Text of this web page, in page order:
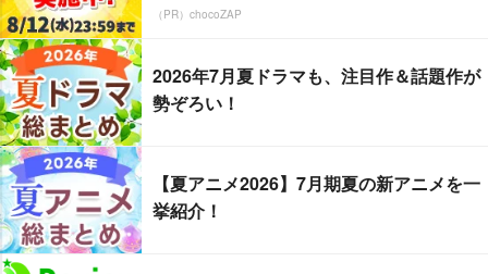
（PR）chocoZAP
2026年7月夏ドラマも、注目作＆話題作が
勢ぞろい！
【夏アニメ2026】7月期夏の新アニメを一
挙紹介！